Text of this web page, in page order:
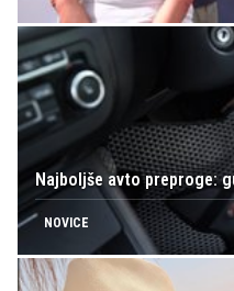
Najboljše avto preproge:
NOVICE